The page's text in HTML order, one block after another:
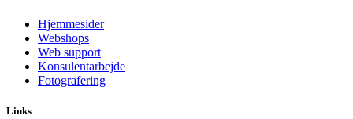
Hjemmesider
Webshops
Web support
Konsulentarbejde
Fotografering
Links